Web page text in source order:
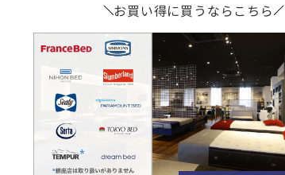
お買い得に買うならこちら